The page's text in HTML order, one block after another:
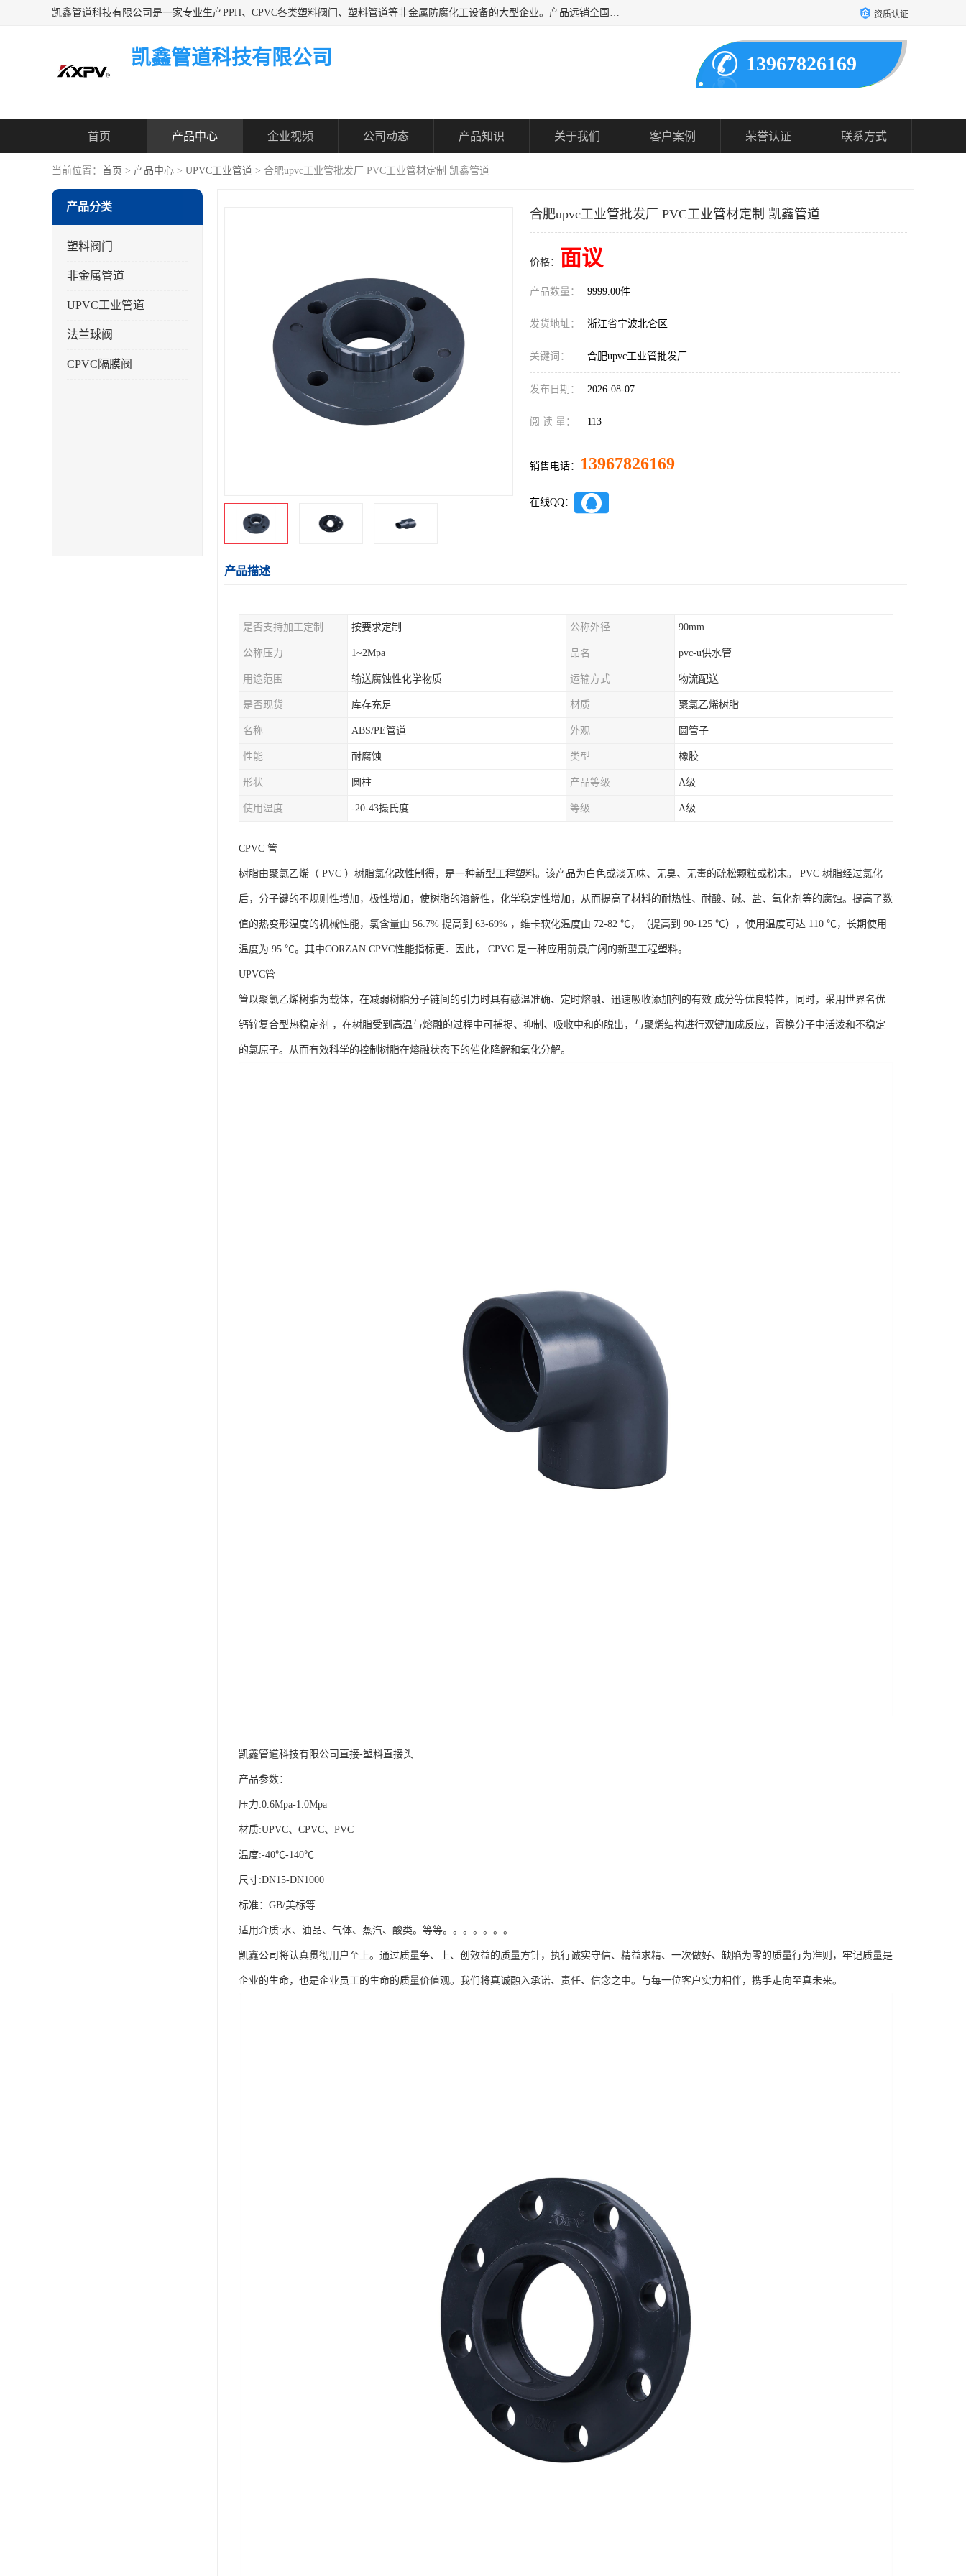
凯鑫管道科技有限公司是一家专业生产PPH、CPVC各类塑料阀门、塑料管道等非金属防腐化工设备的大型企业。产品远销全国三十一个省、市、自治区,广泛应用于化工、石油、氯碱、染料、制药、农药等行业，深受广大用户欢迎，是目前国内生产化工泵、阀门规模较大的生产基地之一。 资质认证
凯鑫管道科技有限公司 13967826169
首页 产品中心 企业视频 公司动态 产品知识 关于我们 客户案例 荣誉认证 联系方式
当前位置： 首页 > 产品中心 > UPVC工业管道 > 合肥upvc工业管批发厂 PVC工业管材定制 凯鑫管道
产品分类
塑料阀门
非金属管道
UPVC工业管道
法兰球阀
CPVC隔膜阀
合肥upvc工业管批发厂 PVC工业管材定制 凯鑫管道
价格： 面议
产品数量： 9999.00件
发货地址： 浙江省宁波北仑区
关键词： 合肥upvc工业管批发厂
发布日期： 2026-08-07
阅 读 量： 113
销售电话： 13967826169
在线QQ：
产品描述
是否支持加工定制 按要求定制 公称外径 90mm
公称压力 1~2Mpa 品名 pvc-u供水管
用途范围 输送腐蚀性化学物质 运输方式 物流配送
是否现货 库存充足 材质 聚氯乙烯树脂
名称 ABS/PE管道 外观 圆管子
性能 耐腐蚀 类型 橡胶
形状 圆柱 产品等级 A级
使用温度 -20-43摄氏度 等级 A级
CPVC 管
树脂由聚氯乙烯（ PVC ）树脂氯化改性制得，是一种新型工程塑料。该产品为白色或淡无味、无臭、无毒的疏松颗粒或粉末。 PVC 树脂经过氯化
后，分子键的不规则性增加，极性增加，使树脂的溶解性，化学稳定性增加，从而提高了材料的耐热性、耐酸、碱、盐、氧化剂等的腐蚀。提高了数
值的热变形温度的机械性能，氯含量由 56.7% 提高到 63-69% ，维卡软化温度由 72-82 ℃，（提高到 90-125 ℃），使用温度可达 110 ℃，长期使用
温度为 95 ℃。其中CORZAN CPVC性能指标更．因此， CPVC 是一种应用前景广阔的新型工程塑料。
UPVC管
管以聚氯乙烯树脂为载体，在减弱树脂分子链间的引力时具有感温准确、定时熔融、迅速吸收添加剂的有效 成分等优良特性，同时，采用世界名优
钙锌复合型热稳定剂 ，在树脂受到高温与熔融的过程中可捕捉、抑制、吸收中和的脱出，与聚烯结构进行双键加成反应，置换分子中活泼和不稳定
的氯原子。从而有效科学的控制树脂在熔融状态下的催化降解和氧化分解。
凯鑫管道科技有限公司直接-塑料直接头
产品参数：
压力:0.6Mpa-1.0Mpa
材质:UPVC、CPVC、PVC
温度:-40℃-140℃
尺寸:DN15-DN1000
标准：GB/美标等
适用介质:水、油品、气体、蒸汽、酸类。等等。。。。。。。
凯鑫公司将认真贯彻用户至上。通过质量争、上、创效益的质量方针，执行诚实守信、精益求精、一次做好、缺陷为零的质量行为准则，牢记质量是
企业的生命，也是企业员工的生命的质量价值观。我们将真诚融入承诺、责任、信念之中。与每一位客户实力相伴，携手走向至真未来。